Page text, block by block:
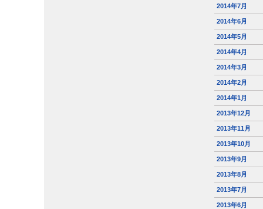
2014年7月
2014年6月
2014年5月
2014年4月
2014年3月
2014年2月
2014年1月
2013年12月
2013年11月
2013年10月
2013年9月
2013年8月
2013年7月
2013年6月